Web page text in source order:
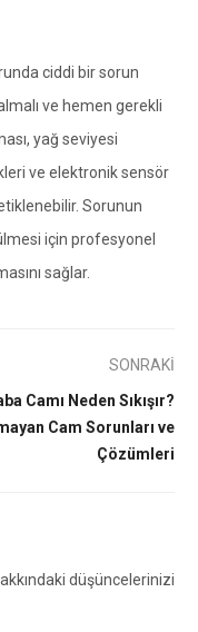
ciddi bir sorun
ve hemen gerekli
yağ seviyesi
ve elektronik sensör
Sorunun
için profesyonel
sağlar.
SONRAKİ
Camı Neden Sıkışır?
Cam Sorunları ve
Çözümleri
düşüncelerinizi